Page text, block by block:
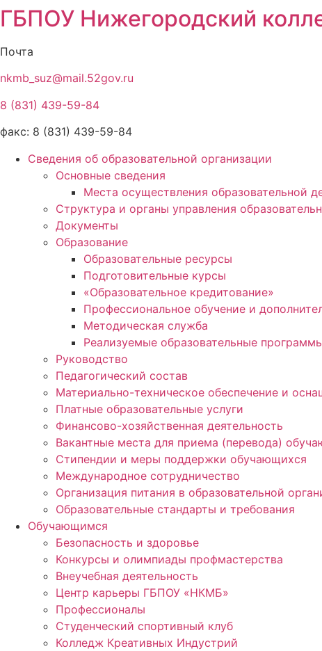
ГБПОУ Нижегородский
Почта
nkmb_suz@mail.52gov.ru
8 (831) 439-59-84
факс: 8 (831) 439-59-84
Сведения об образовательной организации
Основные сведения
Места осуществления образовательной
Структура и органы управления
Документы
Образование
Образовательные ресурсы
Подготовительные курсы
«Образовательное кредитование»
Профессиональное обучение и
Методическая служба
Реализуемые образовательные
Руководство
Педагогический состав
Материально-техническое обеспечение и
Платные образовательные услуги
Финансово-хозяйственная деятельность
Вакантные места для приема (перевода)
Стипендии и меры поддержки обучающихся
Международное сотрудничество
Организация питания в образовательной
Образовательные стандарты и требования
Обучающимся
Безопасность и здоровье
Конкурсы и олимпиады профмастерства
Внеучебная деятельность
Центр карьеры ГБПОУ «НКМБ»
Профессионалы
Студенческий спортивный клуб
Колледж Креативных Индустрий